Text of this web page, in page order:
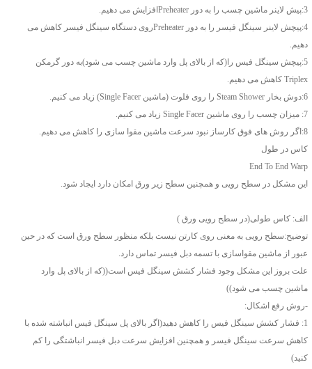
3:پیش لاینر ماشین چسب را به دور Preheaterافزایش می دهیم.
4:پیچش لاینر سینگل فیسر را به دور Preheaterروی دستگاه سینگل فیسر کاهش می
دهیم.
5:پیچش سینگل فیس را(که از بالای پل وارد ماشین چسب می شود)به دور گرمکن
Triplex کاهش می دهیم.
6:دوش بخار Steam Shower را روی فلوت (ماشین Single Facer) زیاد می کنیم.
7: میزان چسب را روی ماشین Single Facer زیاد می کنیم.
8:اگر روش های فوق کارساز نبود سرعت ماشین مقوا سازی را کاهش می دهیم.
کاس در طول
End To End Warp
این مشکل در سطح رویی و همچنین سطح زیر ورق امکان دارد ایجاد شود.
الف: کاس طولی(در سطح رویی ورق )
توضیح:سطح رویی به معنی روی کارتن نیست بلکه منظور سطح ورق است که در حین
عبور از ماشین مقواسازی با تسمه دبل فیسر تماس دارد.
علت بروز این مشکل وجود فشار کشش سینگل فیس است((که از بالای پل وارد
ماشین چسب می شود))
-روش رفع اشکال:
1: فشار کشش سینگل فیس را کاهش دهید(اگر بالای پل سینگل فیس انباشته شده با
کاهش سرعت سینگل فیسر و همچنین افزایش سرعت دبل فیسر انباشتگی را کم
کنید)